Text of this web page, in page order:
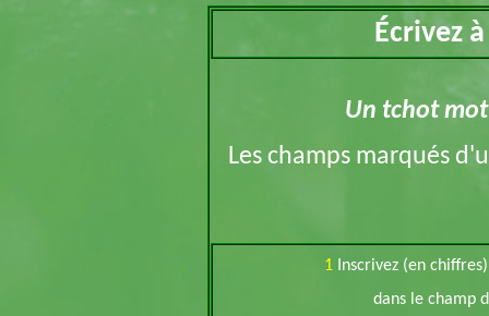
Écrivez
Un tchot
Les champs marqués
1 Inscrivez (en
dans le champ